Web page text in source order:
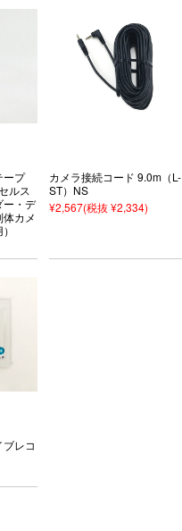
ープ
ルス
ー・デ
カメ
カメラ接続コード 9.0m（L-
ST）NS
¥2,567(税抜 ¥2,334)
レコ